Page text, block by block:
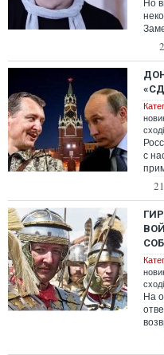
Но
с
На